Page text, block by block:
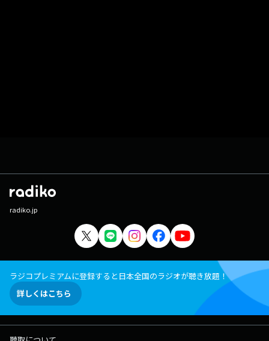
radiko.jp
ラジコプレミアムに登録すると日本全国のラジオが聴き放題！
詳しくはこちら